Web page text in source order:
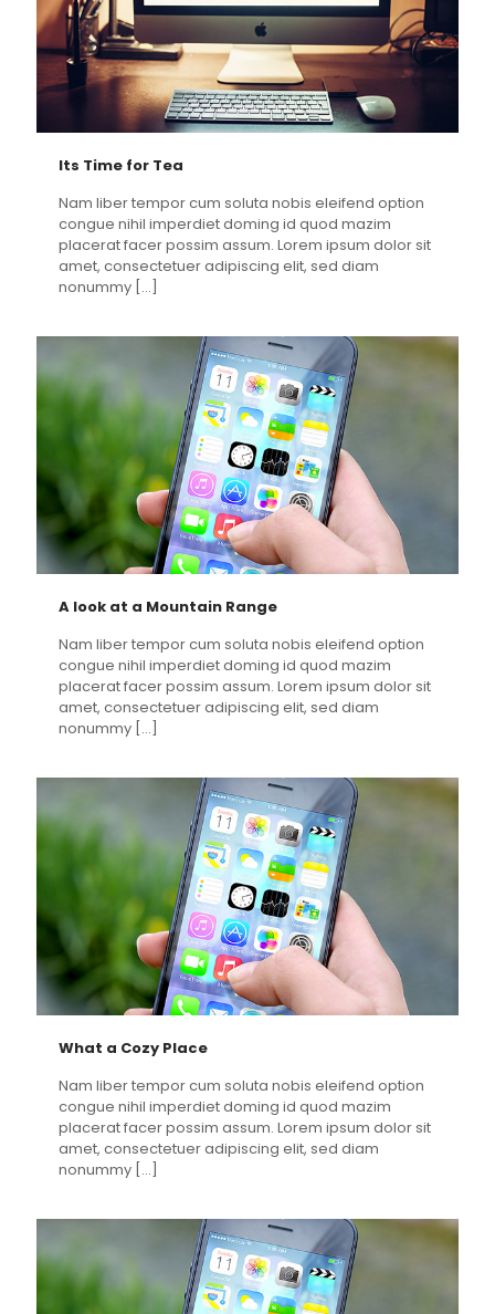
Its Time for Tea
Nam liber tempor cum soluta nobis eleifend option
congue nihil imperdiet doming id quod mazim
placerat facer possim assum. Lorem ipsum dolor sit
amet, consectetuer adipiscing elit, sed diam
nonummy […]
A look at a Mountain Range
Nam liber tempor cum soluta nobis eleifend option
congue nihil imperdiet doming id quod mazim
placerat facer possim assum. Lorem ipsum dolor sit
amet, consectetuer adipiscing elit, sed diam
nonummy […]
What a Cozy Place
Nam liber tempor cum soluta nobis eleifend option
congue nihil imperdiet doming id quod mazim
placerat facer possim assum. Lorem ipsum dolor sit
amet, consectetuer adipiscing elit, sed diam
nonummy […]